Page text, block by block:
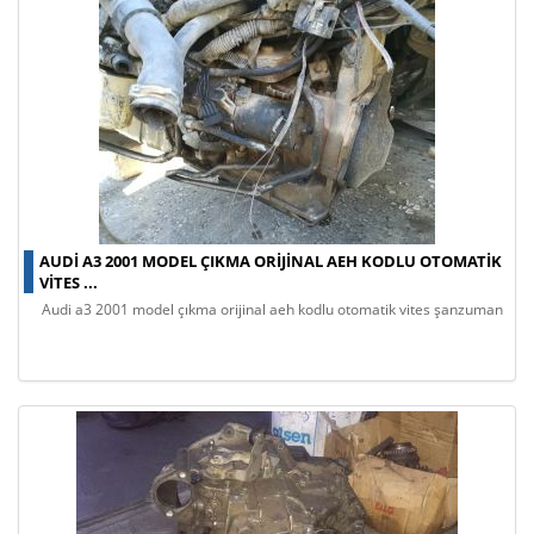
AUDI A3 2001 MODEL ÇIKMA ORIJINAL AEH KODLU OTOMATIK
VITES ...
audi a3 2001 model çıkma orijinal aeh kodlu otomatik vites şanzuman